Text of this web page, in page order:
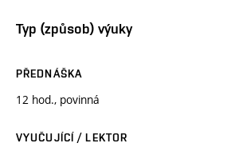
Typ (způsob) výuky
PŘEDNÁŠKA
12 hod., povinná
VYUČUJÍCÍ / LEKTOR